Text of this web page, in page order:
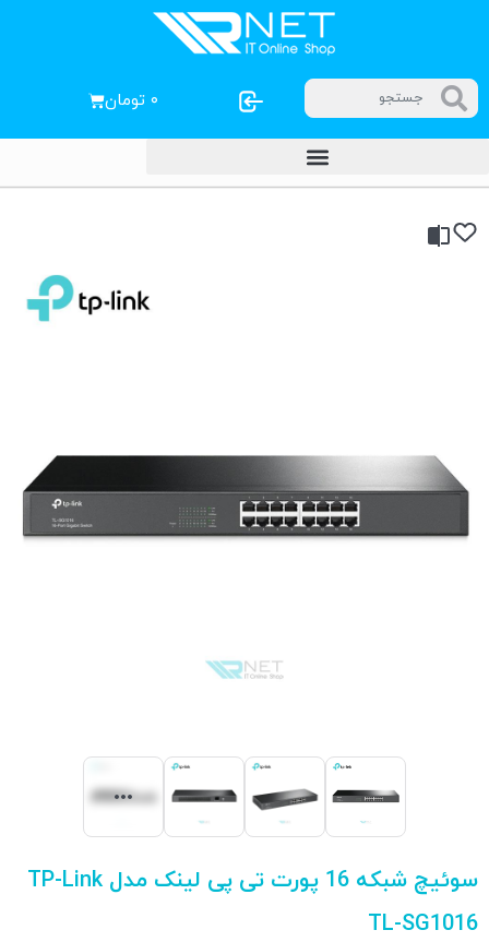
۰ تومان
سوئیچ شبکه 16 پورت تی پی لینک مدل TP-Link
TL-SG1016